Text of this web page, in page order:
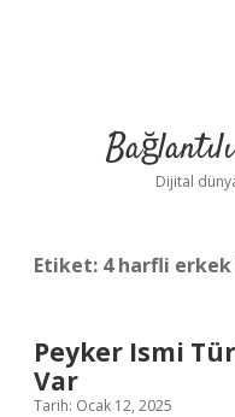
Dijital
Etiket: 4 harfli
Peyker Ismi
Var
Tarih: Ocak 12, 2025